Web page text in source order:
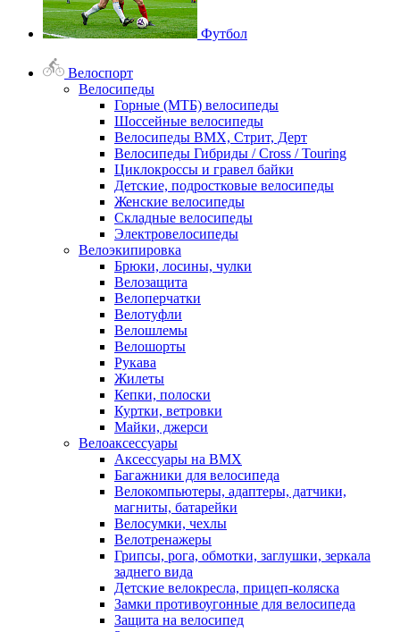
Футбол
Велоспорт
Велосипеды
Горные (МТБ) велосипеды
Шоссейные велосипеды
Велосипеды BMX, Стрит, Дерт
Велосипеды Гибриды / Cross / Touring
Циклокроссы и гравел байки
Детские, подростковые велосипеды
Женские велосипеды
Складные велосипеды
Электровелосипеды
Велоэкипировка
Брюки, лосины, чулки
Велозащита
Велоперчатки
Велотуфли
Велошлемы
Велошорты
Рукава
Жилеты
Кепки, полоски
Куртки, ветровки
Майки, джерси
Велоаксессуары
Аксессуары на BMX
Багажники для велосипеда
Велокомпьютеры, адаптеры, датчики,
магниты, батарейки
Велосумки, чехлы
Велотренажеры
Грипсы, рога, обмотки, заглушки, зеркала
заднего вида
Детские велокресла, прицеп-коляска
Замки противоугонные для велосипеда
Защита на велосипед